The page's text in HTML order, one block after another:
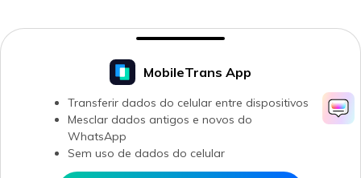
MobileTrans App
Transferir dados do celular entre dispositivos
Mesclar dados antigos e novos do
WhatsApp
Sem uso de dados do celular